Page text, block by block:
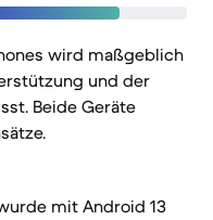
wird maßgeblich
und der
Beide Geräte
mit Android 13